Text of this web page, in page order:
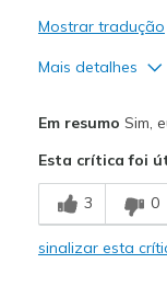
Mostrar tradução
Mais detalhes
Contras
Wear Out Quickly
Em resumo Sim,
Esta crítica foi
3 0
sinalizar esta